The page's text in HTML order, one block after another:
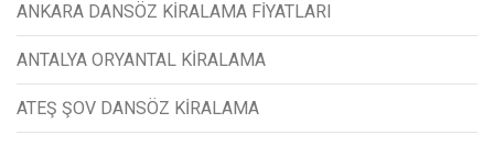
ANKARA DANSÖZ KİRALAMA FİYATLARI
ANTALYA ORYANTAL KİRALAMA
ATEŞ ŞOV DANSÖZ KİRALAMA